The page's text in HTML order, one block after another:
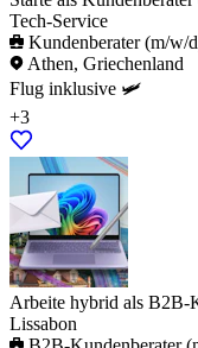
Tech-Service
Kundenberater (m/w/
Athen, Griechenland
Flug inklusive 🛩️
+3
Arbeite hybrid als B2B-
Lissabon